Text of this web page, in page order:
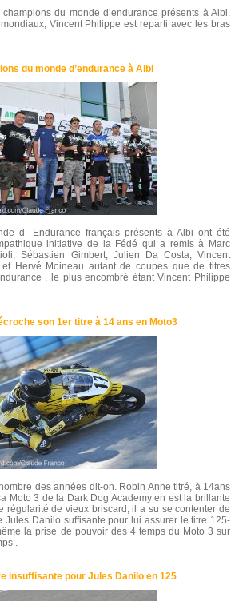
du monde d’endurance présents à Albi.
Vincent Philippe est reparti avec les bras
du monde d’endurance à Albi
d’ Endurance français présents à Albi ont été
initiative de la Fédé qui a remis à Marc
Sébastien Gimbert, Julien Da Costa, Vincent
et Hervé Moineau autant de coupes que de titres
, le plus encombré étant Vincent Philippe
son 1er titre à 14 ans en Moto3
des années dit-on. Robin Anne titré, à 14ans
Moto 3 de la Dark Dog Academy en est la brillante
régularité de vieux briscard, il a su se contenter de
Jules Danilo suffisante pour lui assurer le titre 125-
la prise de pouvoir des 4 temps du Moto 3 sur
.
insuffisante pour Jules Danilo en 125